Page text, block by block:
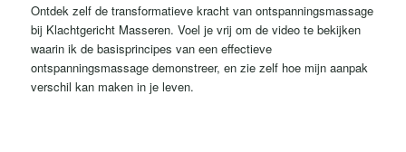
Ontdek zelf de transformatieve kracht van ontspanningsmassage
bij Klachtgericht Masseren. Voel je vrij om de video te bekijken
waarin ik de basisprincipes van een effectieve
ontspanningsmassage demonstreer, en zie zelf hoe mijn aanpak
verschil kan maken in je leven.